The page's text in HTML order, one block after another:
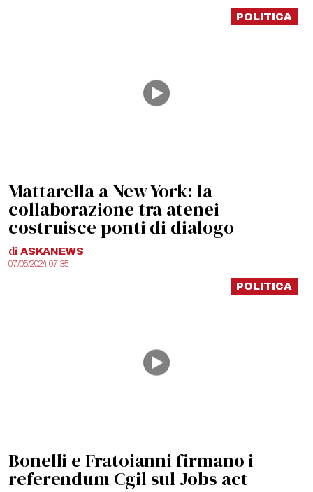
POLITICA
Mattarella a New York: la
collaborazione tra atenei
costruisce ponti di dialogo
di ASKANEWS
07/05/2024 07:35
POLITICA
Bonelli e Fratoianni firmano i
referendum Cgil sul Jobs act